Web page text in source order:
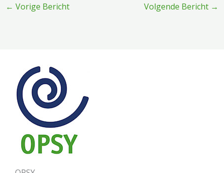
← Vorige Bericht Volgende Bericht →